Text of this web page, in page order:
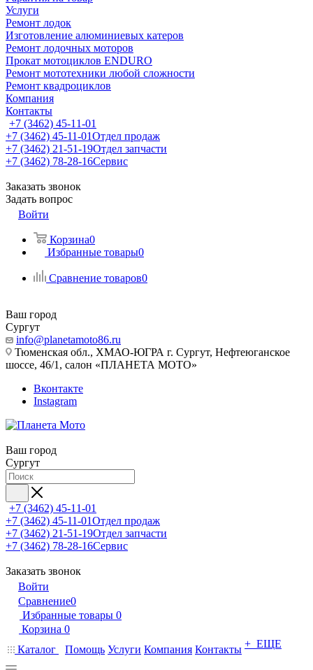
Услуги
Ремонт лодок
Изготовление алюминиевых катеров
Ремонт лодочных моторов
Прокат мотоциклов ENDURO
Ремонт мототехники любой сложности
Ремонт квадроциклов
Компания
Контакты
+7 (3462) 45-11-01
+7 (3462) 45-11-01Отдел продаж
+7 (3462) 21-51-19Отдел запчасти
+7 (3462) 78-28-16Сервис
Заказать звонок
Задать вопрос
Войти
Корзина0
Избранные товары0
Сравнение товаров0
Ваш город
Сургут
info@planetamoto86.ru
Тюменская обл., ХМАО-ЮГРА г. Сургут, Нефтеюганское
шоссе, 46/1, салон «ПЛАНЕТА МОТО»
Вконтакте
Instagram
Ваш город
Сургут
+7 (3462) 45-11-01
+7 (3462) 45-11-01Отдел продаж
+7 (3462) 21-51-19Отдел запчасти
+7 (3462) 78-28-16Сервис
Заказать звонок
Войти
Сравнение0
Избранные товары 0
Корзина 0
Каталог
Помощь Услуги Компания Контакты + ЕЩЕ